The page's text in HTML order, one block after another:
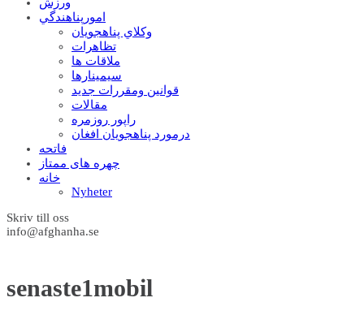
امورپناهندگي
وکلاي پناهجويان
تظاهرات
ملاقات ها
سيمينارها
قوانين ومقررات جديد
مقالات
راپور روزمره
درمورد پناهجويان افغان
فاتحه
چهره های ممتاز
خانه
Nyheter
Skriv till oss
info@afghanha.se
senaste1mobil